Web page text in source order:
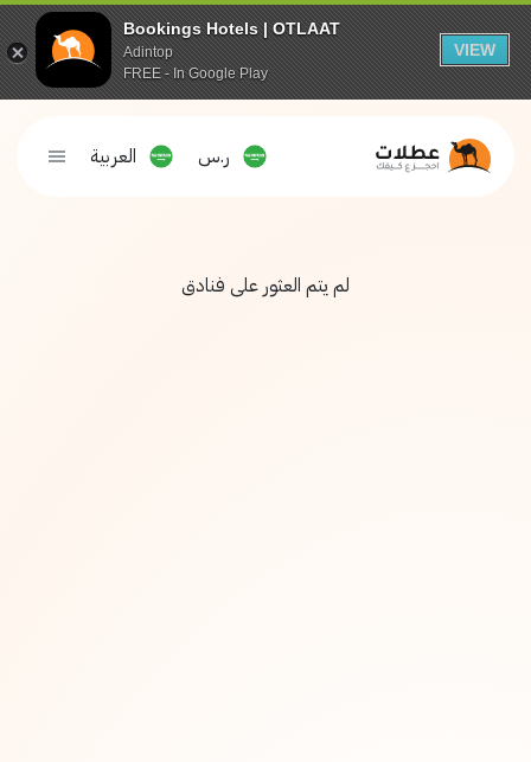
Bookings Hotels | OTLAAT
Adintop
FREE - In Google Play
VIEW
ر.س العربية
لم يتم العثور على فنادق